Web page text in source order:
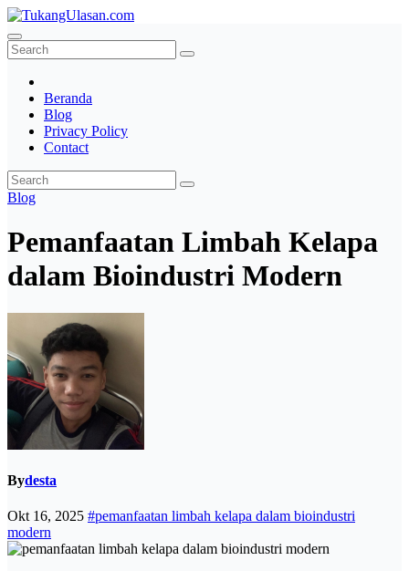
Skip
to
content
TukangUlasan.com
Baca Aja Dulu!
Beranda
Blog
Privacy Policy
Contact
Blog
Pemanfaatan Limbah Kelapa
dalam Bioindustri Modern
Bydesta
Okt 16, 2025 #pemanfaatan limbah kelapa dalam bioindustri
modern